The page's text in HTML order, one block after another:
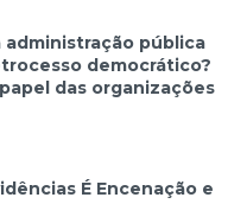
pública
democrático?
das organizações
É Encenação e